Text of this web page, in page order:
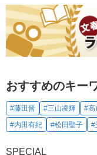
おすすめのキー
#藤田晋 #三山凌輝 #高
#内田有紀
#松田聖子 #
SPECIAL